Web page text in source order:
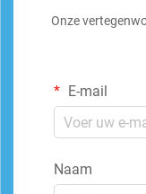
Onze
E-mail
Naam